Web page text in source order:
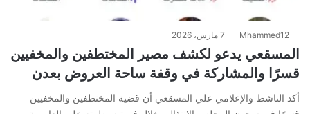
Mhammed12 7 مارس، 2026
المسقعي يدعو لكشف مصير المختطفين والمخفيين
قسرًا والمشاركة في وقفة ساحة العروض بعدن
أكد الناشط والإعلامي علي المسقعي أن قضية المختطفين والمخفيين